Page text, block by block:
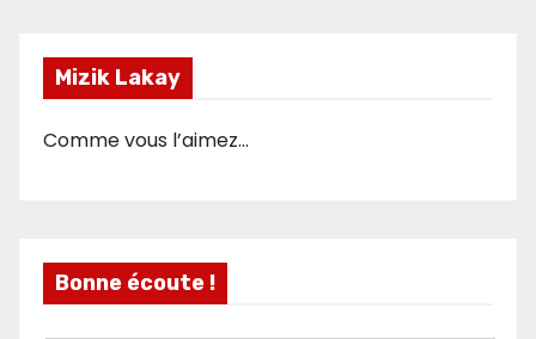
Mizik Lakay
Comme vous l’aimez…
Bonne écoute !